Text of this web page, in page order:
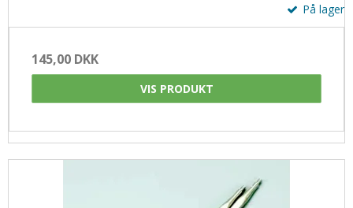
På lager
145,00 DKK
VIS PRODUKT